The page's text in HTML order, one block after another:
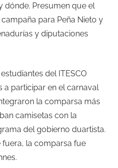
dónde. Presumen que el
para Peña Nieto y
y diputaciones
del ITESCO
participar en el carnaval
la comparsa más
camisetas con la
del gobierno duartista.
la comparsa fue